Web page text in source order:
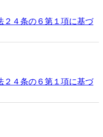
２４条の６第１項に基づ
２４条の６第１項に基づ